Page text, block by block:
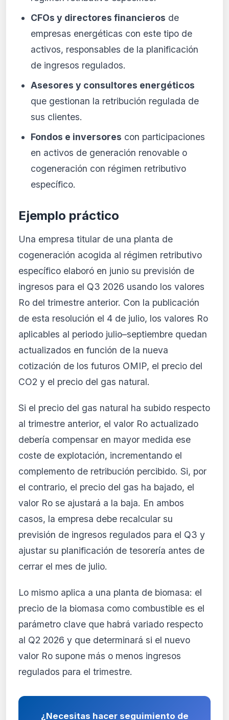
CFOs y directores financieros de
empresas energéticas con este tipo de
activos, responsables de la planificación
de ingresos regulados.
Asesores y consultores energéticos
que gestionan la retribución regulada de
sus clientes.
Fondos e inversores con participaciones
en activos de generación renovable o
cogeneración con régimen retributivo
específico.
Ejemplo práctico
Una empresa titular de una planta de
cogeneración acogida al régimen retributivo
específico elaboró en junio su previsión de
ingresos para el Q3 2026 usando los valores
Ro del trimestre anterior. Con la publicación
de esta resolución el 4 de julio, los valores Ro
aplicables al periodo julio–septiembre quedan
actualizados en función de la nueva
cotización de los futuros OMIP, el precio del
CO2 y el precio del gas natural.
Si el precio del gas natural ha subido respecto
al trimestre anterior, el valor Ro actualizado
debería compensar en mayor medida ese
coste de explotación, incrementando el
complemento de retribución percibido. Si, por
el contrario, el precio del gas ha bajado, el
valor Ro se ajustará a la baja. En ambos
casos, la empresa debe recalcular su
previsión de ingresos regulados para el Q3 y
ajustar su planificación de tesorería antes de
cerrar el mes de julio.
Lo mismo aplica a una planta de biomasa: el
precio de la biomasa como combustible es el
parámetro clave que habrá variado respecto
al Q2 2026 y que determinará si el nuevo
valor Ro supone más o menos ingresos
regulados para el trimestre.
¿Necesitas hacer seguimiento de